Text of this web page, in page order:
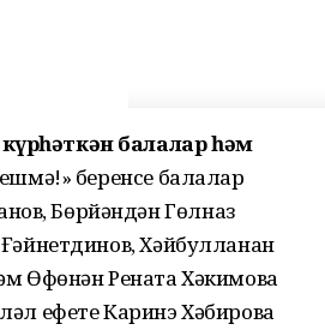
балалар һәм
беренсе балалар
Бөрйәндән Гөлназ
Хәйбулланан
Өфөнән Рената Хәкимова
ефете Каринэ Хәбирова